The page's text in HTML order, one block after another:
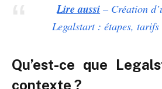
Lire aussi – Création
Legalstart : étapes, tarifs
Qu’est-ce que
contexte ?